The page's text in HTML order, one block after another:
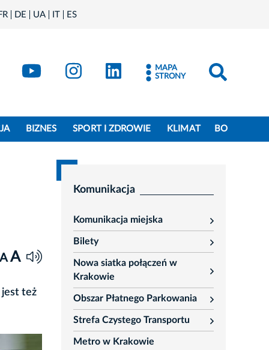
DE UA IT ES
Kraków - X
Kraków - YouTube
Kraków - Instagram
Kraków - LinkedIn
MAPA
STRONY
BIZNES SPORT I ZDROWIE KLIMAT BO
A A
jest też
Komunikacja
Komunikacja miejska
rozwiń
Bilety
rozwiń
Nowa siatka połączeń w
Krakowie
rozwiń
Obszar Płatnego Parkowania
rozwiń
Strefa Czystego Transportu
rozwiń
Metro w Krakowie